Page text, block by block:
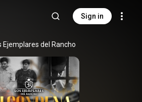
Sign in
Ejemplares del Rancho